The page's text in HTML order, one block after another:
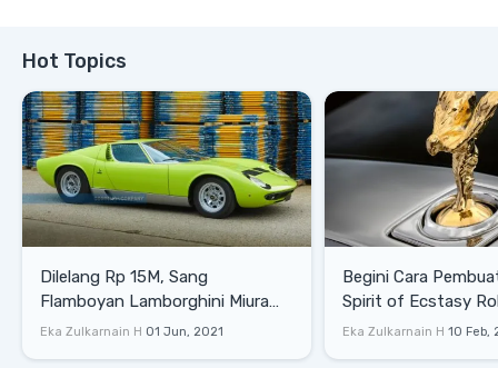
Hot Topics
Dilelang Rp 15M, Sang
Flamboyan Lamborghini Miura
P400 S
Eka Zulkarnain H 01 Jun, 2021
Begini Cara
Spirit of Ecstasy
Eka Zulkarnain H 10 Feb,